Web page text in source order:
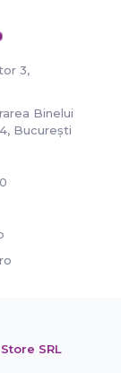
3,
Binelui
București
SRL